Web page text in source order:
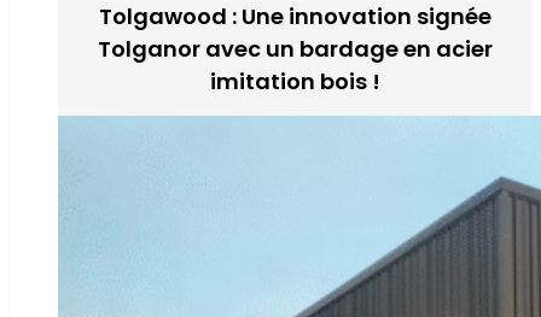
Tolgawood : Une innovation signée
Tolganor avec un bardage en acier
imitation bois !